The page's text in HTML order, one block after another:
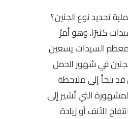
تحديد نوع الجنين؟
كثيرًا، وهو أمرٌ
معظم السيدات يسعين
في شهور الحمل
يلجأ إلى ملاحظة
التي تُشير إلى
الأنف أو زيادة